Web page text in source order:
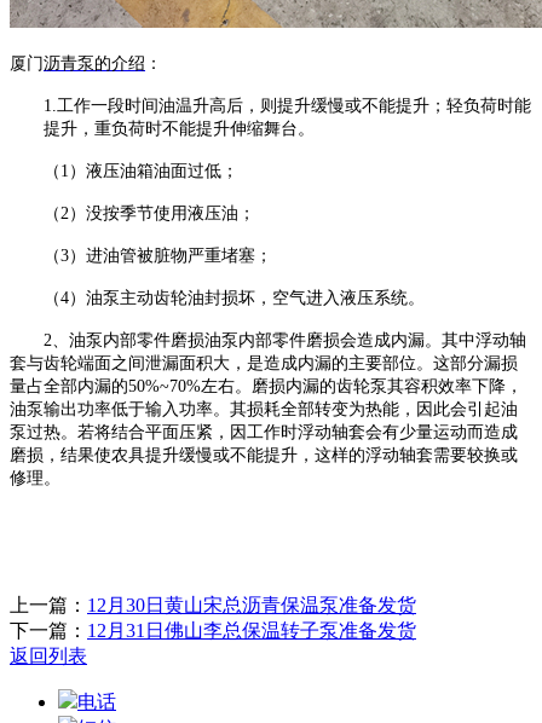
厦门沥青泵 的介绍 ：
1.工作一段时间油温升高后，则提升缓慢或不能提升；轻负荷时能
提升，重负荷时不能提升伸缩舞台。
（ 1）液压油箱油面过低；
（2）没按季节使用液压油；
（3）进油管被脏物严重堵塞；
（4）油泵主动齿轮油封损坏，空气进入液压系统。
2、油泵内部零件磨损油泵内部零件磨损会造成内漏。其中浮动轴
套与齿轮端面之间泄漏面积大，是造成内漏的主要部位。这部分漏损
量占全部内漏的50%~70%左右。磨损内漏的齿轮泵其容积效率下降，
油泵输出功率低于输入功率。其损耗全部转变为热能，因此会引起油
泵过热。若将结合平面压紧，因工作时浮动轴套会有少量运动而造成
磨损，结果使农具提升缓慢或不能提升，这样的浮动轴套需要较换或
修理。
上一篇： 12月30日黄山宋总沥青保温泵准备发货
下一篇： 12月31日佛山李总保温转子泵准备发货
返回列表
电话